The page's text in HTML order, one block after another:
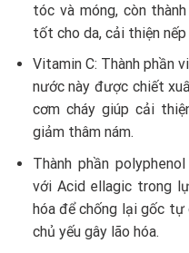
tóc và móng, còn
tốt cho da, cải thiện nếp
Vitamin C: Thành phần
nước này được chiết
cơm cháy giúp cải
giảm thâm nám.
Thành phần
với Acid ellagic trong
hóa để chống lại gốc tự
chủ yếu gây lão hóa.